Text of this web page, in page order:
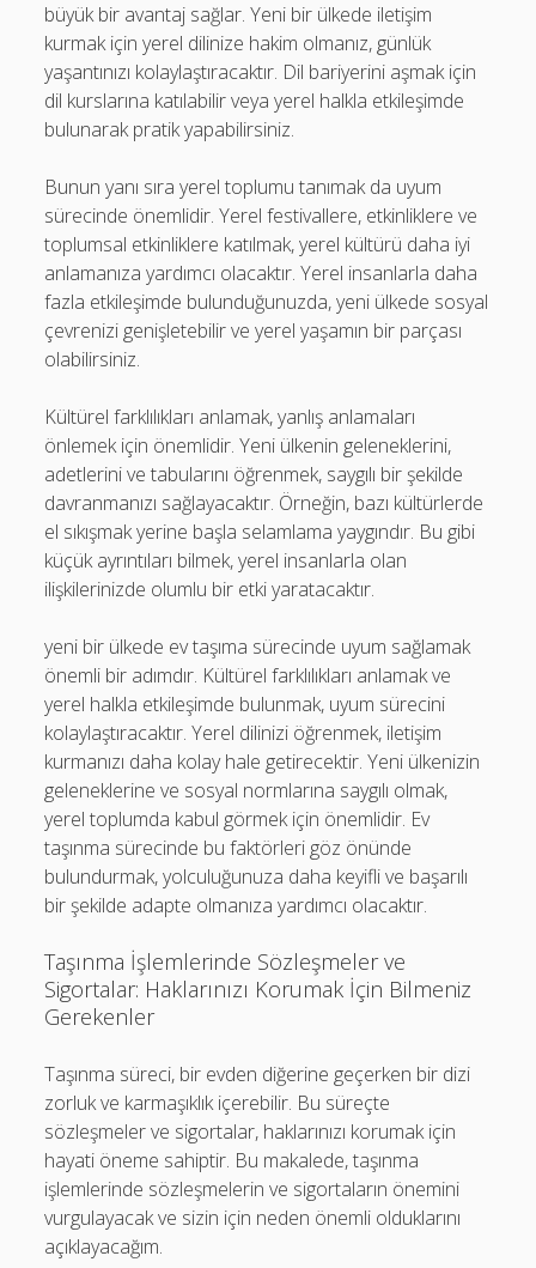
büyük bir avantaj sağlar. Yeni bir ülkede iletişim
kurmak için yerel dilinize hakim olmanız, günlük
yaşantınızı kolaylaştıracaktır. Dil bariyerini aşmak için
dil kurslarına katılabilir veya yerel halkla etkileşimde
bulunarak pratik yapabilirsiniz.
Bunun yanı sıra yerel toplumu tanımak da uyum
sürecinde önemlidir. Yerel festivallere, etkinliklere ve
toplumsal etkinliklere katılmak, yerel kültürü daha iyi
anlamanıza yardımcı olacaktır. Yerel insanlarla daha
fazla etkileşimde bulunduğunuzda, yeni ülkede sosyal
çevrenizi genişletebilir ve yerel yaşamın bir parçası
olabilirsiniz.
Kültürel farklılıkları anlamak, yanlış anlamaları
önlemek için önemlidir. Yeni ülkenin geleneklerini,
adetlerini ve tabularını öğrenmek, saygılı bir şekilde
davranmanızı sağlayacaktır. Örneğin, bazı kültürlerde
el sıkışmak yerine başla selamlama yaygındır. Bu gibi
küçük ayrıntıları bilmek, yerel insanlarla olan
ilişkilerinizde olumlu bir etki yaratacaktır.
yeni bir ülkede ev taşıma sürecinde uyum sağlamak
önemli bir adımdır. Kültürel farklılıkları anlamak ve
yerel halkla etkileşimde bulunmak, uyum sürecini
kolaylaştıracaktır. Yerel dilinizi öğrenmek, iletişim
kurmanızı daha kolay hale getirecektir. Yeni ülkenizin
geleneklerine ve sosyal normlarına saygılı olmak,
yerel toplumda kabul görmek için önemlidir. Ev
taşınma sürecinde bu faktörleri göz önünde
bulundurmak, yolculuğunuza daha keyifli ve başarılı
bir şekilde adapte olmanıza yardımcı olacaktır.
Taşınma İşlemlerinde Sözleşmeler ve
Sigortalar: Haklarınızı Korumak İçin Bilmeniz
Gerekenler
Taşınma süreci, bir evden diğerine geçerken bir dizi
zorluk ve karmaşıklık içerebilir. Bu süreçte
sözleşmeler ve sigortalar, haklarınızı korumak için
hayati öneme sahiptir. Bu makalede, taşınma
işlemlerinde sözleşmelerin ve sigortaların önemini
vurgulayacak ve sizin için neden önemli olduklarını
açıklayacağım.